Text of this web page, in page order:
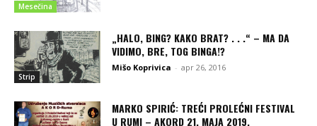
Mesečina
Strip
„HALO, BING? KAKO BRAT? . . .“ – MA DA
VIDIMO, BRE, TOG BINGA!?
Mišo Koprivica - apr 26, 2016
MARKO SPIRIĆ: TREĆI PROLEĆNI FESTIVAL
U RUMI – AKORD 21. MAJA 2019.